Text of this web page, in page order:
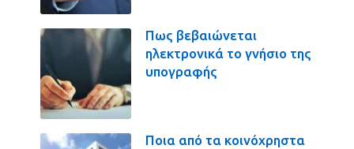
Πως βεβαιώνεται
ηλεκτρονικά το γνήσιο της
υπογραφής
Ποια από τα κοινόχρηστα